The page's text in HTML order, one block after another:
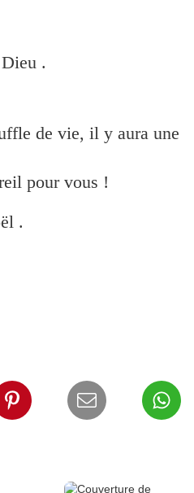
.
de vie, il y aura une
pour vous !
.